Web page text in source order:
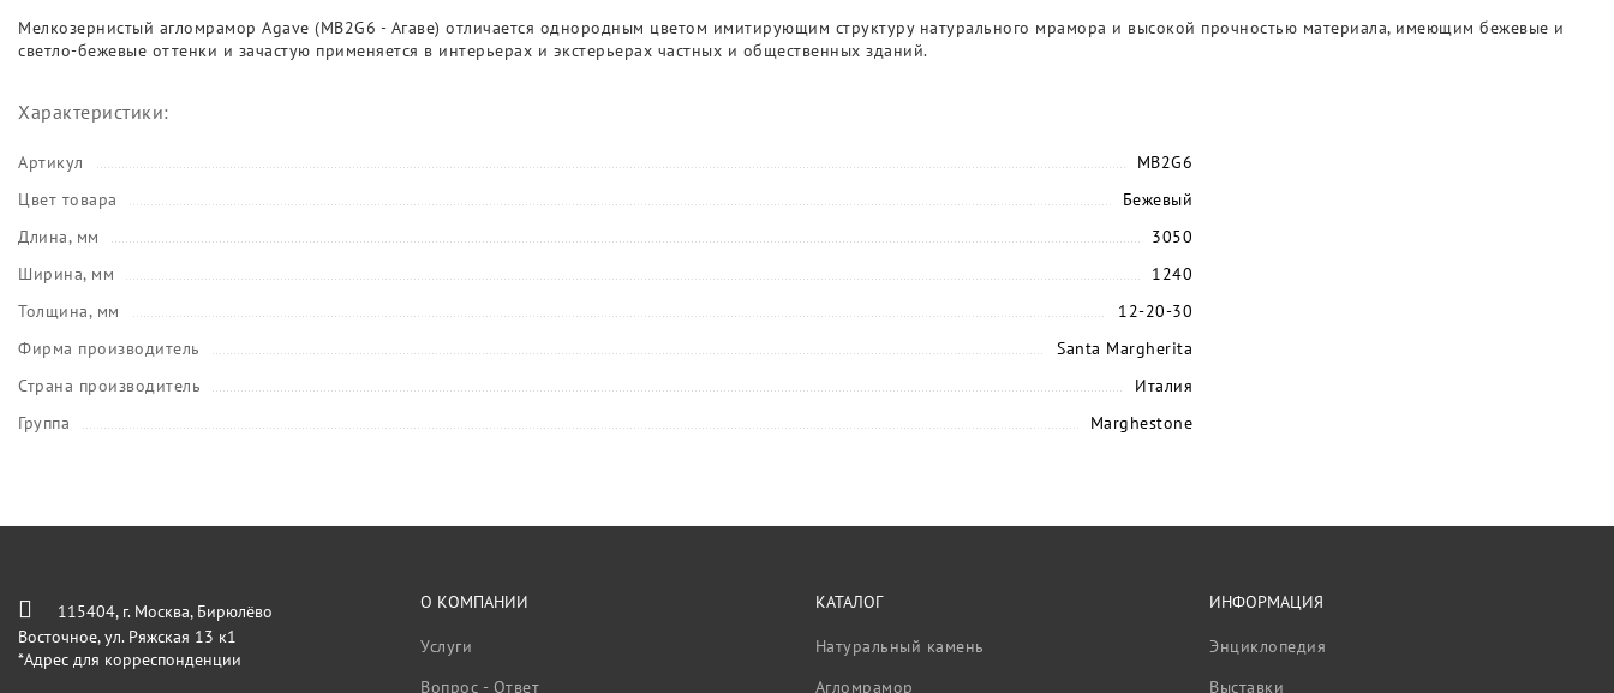
Мелкозернистый агломрамор Agave (MB2G6 - Агаве) отличается однородным цветом имитирующим структуру натурального мрамора и высокой прочностью материала, имеющим бежевые и
светло-бежевые оттенки и зачастую применяется в интерьерах и экстерьерах частных и общественных зданий.
Характеристики:
Артикул
MB2G6
Цвет товара
Бежевый
Длина, мм
3050
Ширина, мм
1240
Толщина, мм
12-20-30
Фирма производитель
Santa Margherita
Страна производитель
Италия
Группа
Marghestone
115404, г. Москва, Бирюлёво
Восточное, ул. Ряжская 13 к1
*Адрес для корреспонденции
О КОМПАНИИ
Услуги
Вопрос - Ответ
КАТАЛОГ
Натуральный камень
Агломрамор
ИНФОРМАЦИЯ
Энциклопедия
Выставки